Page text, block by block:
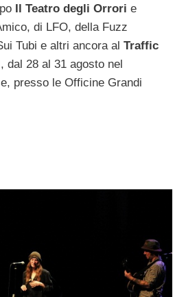
Il Teatro degli Orrori e
di LFO, della Fuzz
Tubi e altri ancora al Traffic
, dal 28 al 31 agosto nel
presso le Officine Grandi